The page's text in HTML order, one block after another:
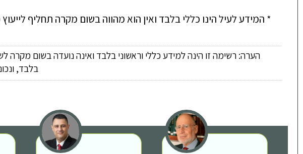
* המידע לעיל הינו כללי בלבד ואין הוא מהווה בשום מקרה תחליף
הערה: רשימה זו הינה למידע כללי וראשוני בלבד ואינה נועדה בשום מקרה
בלבד,